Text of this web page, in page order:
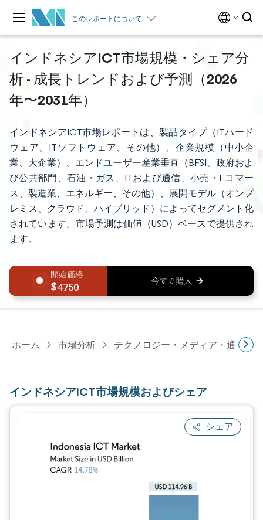
このレポートについて
インドネシアICT市場規模・シェア分
析 - 成長トレンドおよび予測（2026
年〜2031年）
インドネシアICT市場レポートは、製品タイプ（ITハード
ウェア、ITソフトウェア、その他）、企業規模（中小企
業、大企業）、エンドユーザー産業垂直（BFSI、政府およ
び公共部門、石油・ガス、ITおよび通信、小売・Eコマー
ス、製造業、エネルギー、その他）、展開モデル（オンプ
レミス、クラウド、ハイブリッド）によってセグメント化
されています。市場予測は価値（USD）ベースで提供され
ます。
4750
ホーム 市場分析 テクノロジー・メディア・通信研
インドネシアICT市場規模およびシェア
シェア